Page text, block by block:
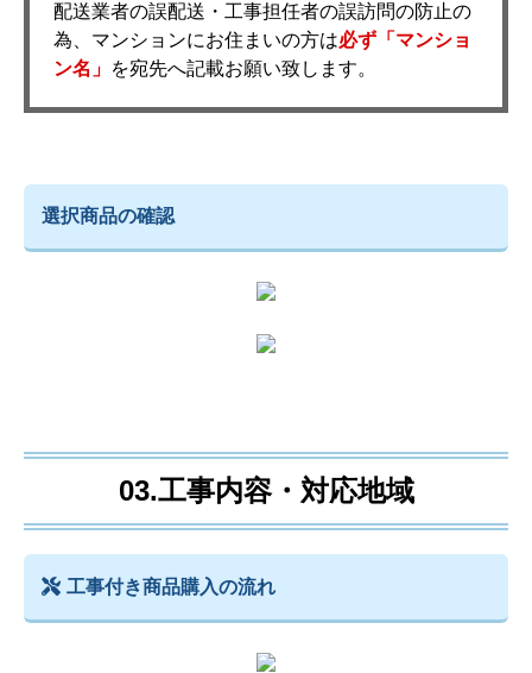
配送業者の誤配送・工事担任者の誤訪問の防止の
為、マンションにお住まいの方は必ず「マンショ
ン名」 を宛先へ記載お願い致します。
選択商品の確認
03.工事内容・対応地域
工事付き商品購入の流れ